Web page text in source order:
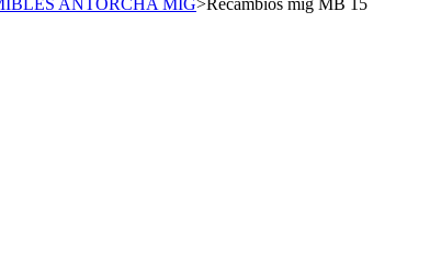
ANTORCHA MIG>Recambios mig MB 15